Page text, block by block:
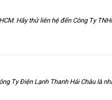
Hãy thử liên hệ đến Công Ty
Ty Điện Lạnh Thanh Hải Châu là